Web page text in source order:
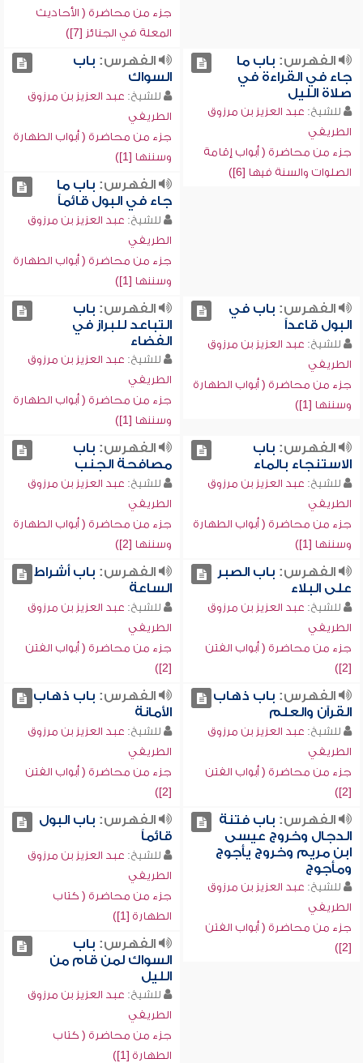
جزء من محاضرة ( الأحاديث
المعلة في الجنائز [7])
الفهرس: باب ما
جاء في القراءة في
صلاة الليل
للشيخ: عبد العزيز بن مرزوق
الطريفي
جزء من محاضرة ( أبواب إقامة
الصلوات والسنة فيها [6])
الفهرس: باب
السواك
للشيخ: عبد العزيز بن مرزوق
الطريفي
جزء من محاضرة ( أبواب الطهارة
وسننها [1])
الفهرس: باب ما
جاء في البول قائماً
للشيخ: عبد العزيز بن مرزوق
الطريفي
جزء من محاضرة ( أبواب الطهارة
وسننها [1])
الفهرس: باب في
البول قاعداً
للشيخ: عبد العزيز بن مرزوق
الطريفي
جزء من محاضرة ( أبواب الطهارة
وسننها [1])
الفهرس: باب
التباعد للبراز في
الفضاء
للشيخ: عبد العزيز بن مرزوق
الطريفي
جزء من محاضرة ( أبواب الطهارة
وسننها [1])
الفهرس: باب
الاستنجاء بالماء
للشيخ: عبد العزيز بن مرزوق
الطريفي
جزء من محاضرة ( أبواب الطهارة
وسننها [1])
الفهرس: باب
مصافحة الجنب
للشيخ: عبد العزيز بن مرزوق
الطريفي
جزء من محاضرة ( أبواب الطهارة
وسننها [2])
الفهرس: باب الصبر
على البلاء
للشيخ: عبد العزيز بن مرزوق
الطريفي
جزء من محاضرة ( أبواب الفتن
[2])
الفهرس: باب أشراط
الساعة
للشيخ: عبد العزيز بن مرزوق
الطريفي
جزء من محاضرة ( أبواب الفتن
[2])
الفهرس: باب ذهاب
القرآن والعلم
للشيخ: عبد العزيز بن مرزوق
الطريفي
جزء من محاضرة ( أبواب الفتن
[2])
الفهرس: باب ذهاب
الأمانة
للشيخ: عبد العزيز بن مرزوق
الطريفي
جزء من محاضرة ( أبواب الفتن
[2])
الفهرس: باب فتنة
الدجال وخروج عيسى
ابن مريم وخروج يأجوج
ومأجوج
للشيخ: عبد العزيز بن مرزوق
الطريفي
جزء من محاضرة ( أبواب الفتن
[2])
الفهرس: باب البول
قائماً
للشيخ: عبد العزيز بن مرزوق
الطريفي
جزء من محاضرة ( كتاب
الطهارة [1])
الفهرس: باب
السواك لمن قام من
الليل
للشيخ: عبد العزيز بن مرزوق
الطريفي
جزء من محاضرة ( كتاب
الطهارة [1])